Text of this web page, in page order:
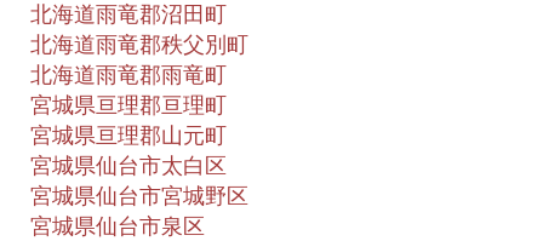
北海道雨竜郡沼田町
北海道雨竜郡秩父別町
北海道雨竜郡雨竜町
宮城県亘理郡亘理町
宮城県亘理郡山元町
宮城県仙台市太白区
宮城県仙台市宮城野区
宮城県仙台市泉区